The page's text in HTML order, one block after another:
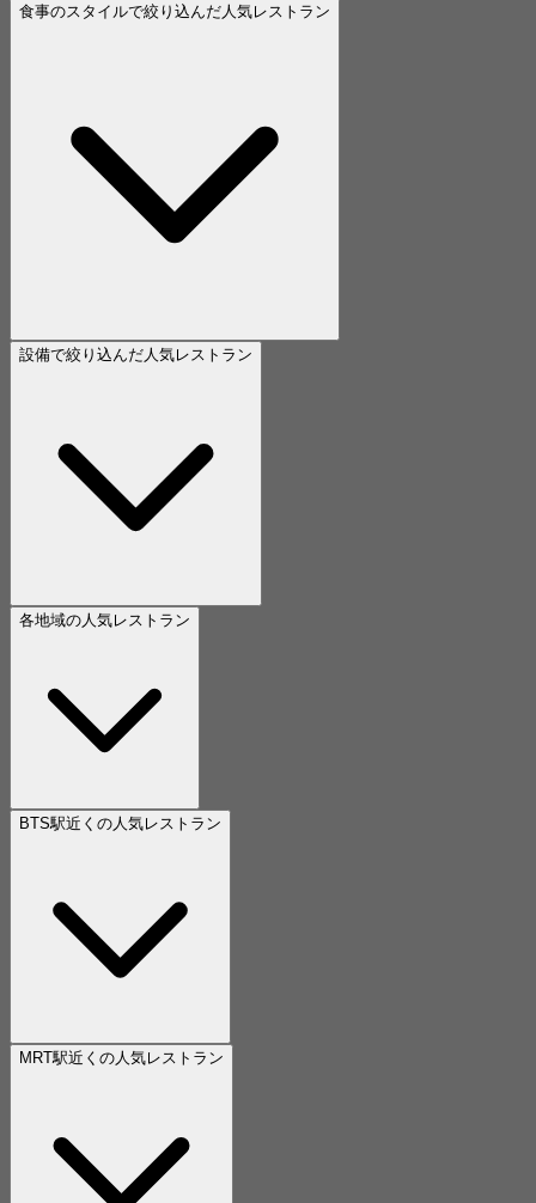
食事のスタイルで絞り込んだ人気レストラン
設備で絞り込んだ人気レストラン
各地域の人気レストラン
BTS駅近くの人気レストラン
MRT駅近くの人気レストラン